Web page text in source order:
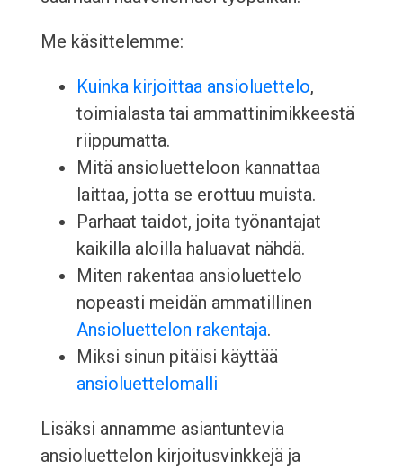
Me käsittelemme:
Kuinka kirjoittaa ansioluettelo,
toimialasta tai ammattinimikkeestä
riippumatta.
Mitä ansioluetteloon kannattaa
laittaa, jotta se erottuu muista.
Parhaat taidot, joita työnantajat
kaikilla aloilla haluavat nähdä.
Miten rakentaa ansioluettelo
nopeasti meidän ammatillinen
Ansioluettelon rakentaja.
Miksi sinun pitäisi käyttää
ansioluettelomalli
Lisäksi annamme asiantuntevia
ansioluettelon kirjoitusvinkkejä ja